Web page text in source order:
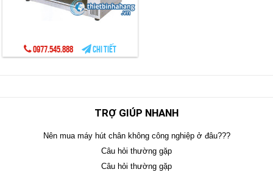
0977.545.888 Chi tiết
TRỢ GIÚP NHANH
Nên mua máy hút chân không công nghiệp ở đâu???
Câu hỏi thường gặp
Câu hỏi thường gặp